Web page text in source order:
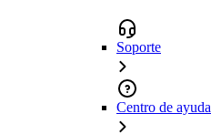
Soporte
Centro de ayuda